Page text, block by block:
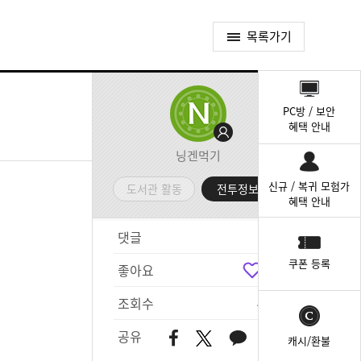
목록가기
닝겐먹기
도서관 활동 전투정보실
댓글
좋아요
조회수
455
공유
PC방 / 보안
혜택 안내
신규 / 복귀 모험가
혜택 안내
쿠폰 등록
캐시/환불